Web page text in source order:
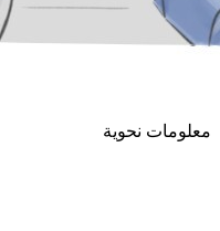
معلومات نحوية